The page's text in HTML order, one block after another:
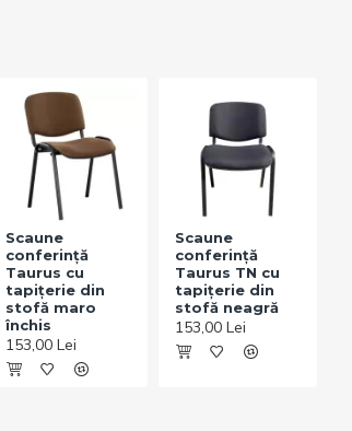
Scaune
conferință
Taurus cu
tapițerie din
stofă maro
închis
153,00 Lei
Scaune
conferință
Taurus TN cu
tapițerie din
stofă neagră
153,00 Lei